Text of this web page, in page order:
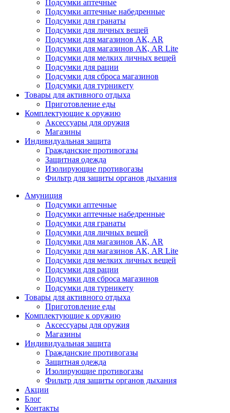
Подсумки аптечные
Подсумки аптечные набедренные
Подсумки для гранаты
Подсумки для личных вещей
Подсумки для магазинов АК, AR
Подсумки для магазинов АК, AR Lite
Подсумки для мелких личных вещей
Подсумки для рации
Подсумки для сброса магазинов
Подсумки для турникету
Товары для активного отдыха
Приготовление еды
Комплектующие к оружию
Аксессуары для оружия
Магазины
Индивидуальная защита
Гражданские противогазы
Защитная одежда
Изолирующие противогазы
Фильтр для защиты органов дыхания
Амуниция
Подсумки аптечные
Подсумки аптечные набедренные
Подсумки для гранаты
Подсумки для личных вещей
Подсумки для магазинов АК, AR
Подсумки для магазинов АК, AR Lite
Подсумки для мелких личных вещей
Подсумки для рации
Подсумки для сброса магазинов
Подсумки для турникету
Товары для активного отдыха
Приготовление еды
Комплектующие к оружию
Аксессуары для оружия
Магазины
Индивидуальная защита
Гражданские противогазы
Защитная одежда
Изолирующие противогазы
Фильтр для защиты органов дыхания
Акции
Блог
Контакты